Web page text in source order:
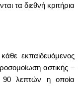
τα διεθνή κριτήρια
εκπαιδευόμενος
αστικής –
90 λεπτών η οποία